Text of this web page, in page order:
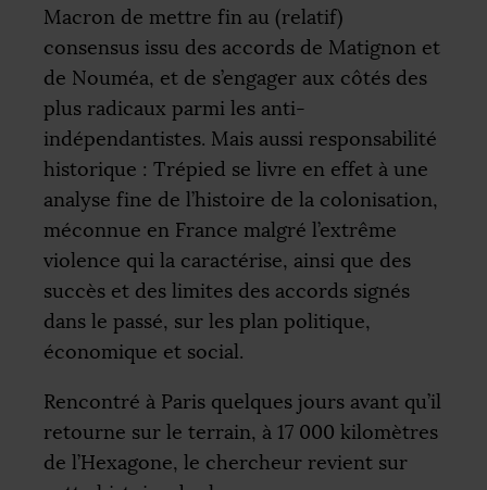
Macron de mettre fin au (relatif)
consensus issu des accords de Matignon et
de Nouméa, et de s’engager aux côtés des
plus radicaux parmi les anti-
indépendantistes. Mais aussi responsabilité
historique : Trépied se livre en effet à une
analyse fine de l’histoire de la colonisation,
méconnue en France malgré l’extrême
violence qui la caractérise, ainsi que des
succès et des limites des accords signés
dans le passé, sur les plan politique,
économique et social.
Rencontré à Paris quelques jours avant qu’il
retourne sur le terrain, à 17 000 kilomètres
de l’Hexagone, le chercheur revient sur